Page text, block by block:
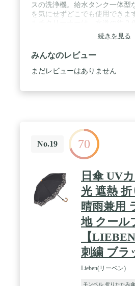
スの洗浄機。給水タンク一体型
を気にせずどこでも使用できま
水流で、少ない量でも効率的に
です。 / 【充電式コードレス】
可能で、出先でもすぐに御使用
り畳み収納&大容量】簡単に折
になりますが、従来のOC3に比
ト】直噴ノズル:2.644-125.0、シ
875.0、スプラッシュガード
ュブラシ:2.643-870.0。※自給用
871.0は本製品ではお使いいた
のでご了承ください。 / 【吐出
出圧力】0.5 Mpa。【最高給水
【充電】USB充電。【本体質量
く)】2.2(kg)。
続きを見る
みんなのレビュー
まだレビューはありません
No.19 70
日傘 UV
光 遮熱
晴雨兼用
地 クール
【
刺繍 ブラ
Lieben(リーベン)
モンベル 折りたたみ傘